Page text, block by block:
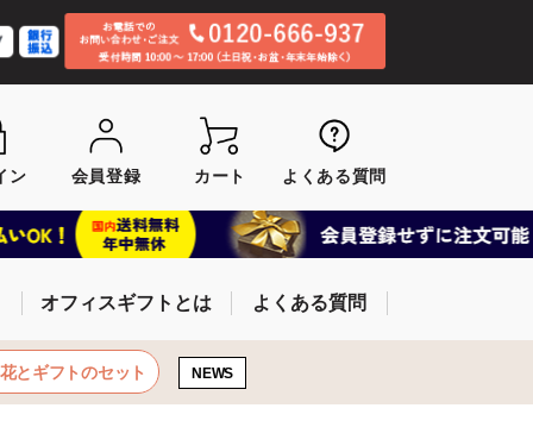
ン 会員登録 カート よくある質問
オフィスギフトとは よくある質問
とギフトのセット NEWS